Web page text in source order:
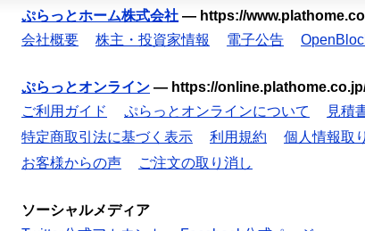
ぷらっとホーム株式会社 — https://
会社概要
株主・投資家情報 電子公告
ぷらっとオンライン — https://
ご利用ガイド
ぷらっとオンラインについて 見積
特定商取引法に基づく表示
利用規約 個人情報取
お客様からの声
ご注文の取り消し
ソーシャルメディア